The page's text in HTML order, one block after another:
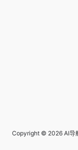
Copyright © 2026 AI导